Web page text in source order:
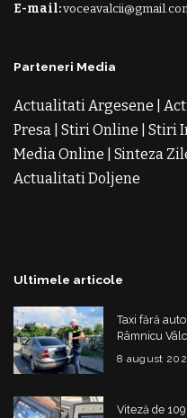
E-mail:
Parteneri Media
Actualitati Argesene
Presa Stiri Online Stiri
Media Online
Sinteza
Actualitati Doljene
Ultimele articole
Taxi fără
Râmnicu
de 6 luni
8 august
Viteză de